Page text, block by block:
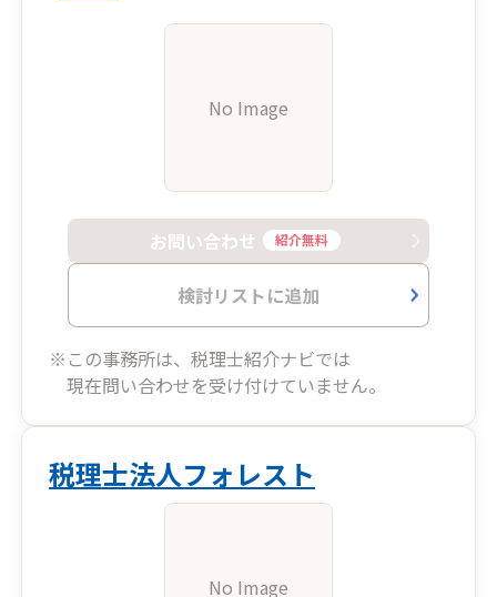
No Image
お問い合わせ 紹介無料
検討リストに追加
※この事務所は、税理士紹介ナビでは
現在問い合わせを受け付けていません。
税理士法人フォレスト
No Image